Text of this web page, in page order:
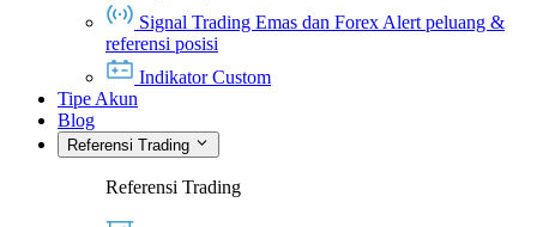
Signal Trading Emas dan Forex Alert peluang &
referensi posisi
Indikator Custom
Tipe Akun
Blog
Referensi Trading
Referensi Trading